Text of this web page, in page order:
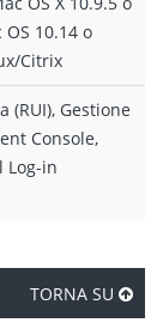
10.14 o
Citrix
(RUI), Gestione
Console,
Log-in
TORNA SU